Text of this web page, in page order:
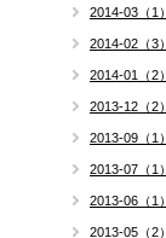
2014-03（1）
2014-02（3）
2014-01（2）
2013-12（2）
2013-09（1）
2013-07（1）
2013-06（1）
2013-05（2）